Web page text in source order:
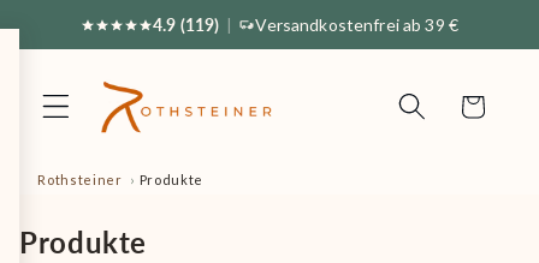
Inhalt
4.9 (119) | Versandkostenfrei ab 39 €
Warenkorb
Rothsteiner Produkte
Produkte